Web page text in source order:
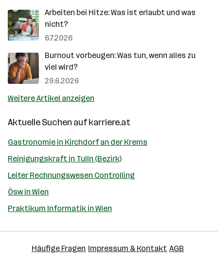
Arbeiten bei Hitze: Was ist erlaubt und was
nicht?
6.7.2026
Burnout vorbeugen: Was tun, wenn alles zu
viel wird?
29.6.2026
Weitere Artikel anzeigen
Aktuelle Suchen aufkarriere.at
Gastronomie in Kirchdorf an der Krems
Reinigungskraft in Tulln (Bezirk)
Leiter Rechnungswesen Controlling
Ösw in Wien
Praktikum Informatik in Wien
Häufige Fragen Impressum & Kontakt AGB